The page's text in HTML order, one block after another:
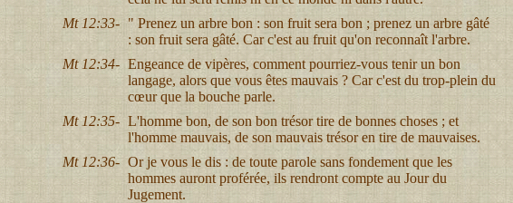
Mt 12:33- " Prenez un arbre bon : son fruit sera bon ; prenez un arbre gâté
: son fruit sera gâté. Car c'est au fruit qu'on reconnaît l'arbre.
Mt 12:34- Engeance de vipères, comment pourriez-vous tenir un bon
langage, alors que vous êtes mauvais ? Car c'est du trop-plein du
cœur que la bouche parle.
Mt 12:35- L'homme bon, de son bon trésor tire de bonnes choses ; et
l'homme mauvais, de son mauvais trésor en tire de mauvaises.
Mt 12:36- Or je vous le dis : de toute parole sans fondement que les
hommes auront proférée, ils rendront compte au Jour du
Jugement.